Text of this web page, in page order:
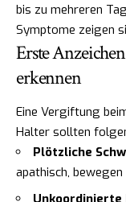
bis zu mehreren
Symptome zeigen
Erste
erkennen
Eine Vergiftung
Halter sollten
Plötzliche
apathisch,